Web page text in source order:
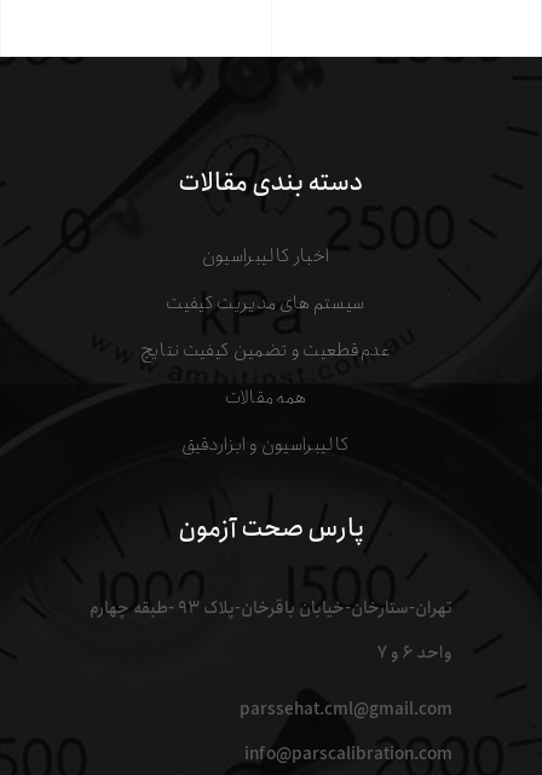
دسته بندی مقالات
اخبار کالیبراسیون
سیستم های مدیریت کیفیت
عدم قطعیت و تضمین کیفیت نتایج
همه مقالات
کالیبراسیون و ابزاردقیق
پارس صحت آزمون
تهران-ستارخان-خیابان باقرخان-پلاک ۹۳ -طبقه چهارم
واحد ۶ و ۷
parssehat.cml@gmail.com
info@parscalibration.com